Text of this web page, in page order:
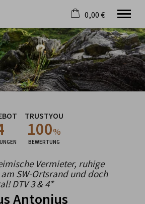
Allgäu
0,00 €
×
ist leer
Vermieter, ruhige
am SW-Ortsrand und doch
DTV 3 & 4*
Antonius
TRUSTYOU
100%
BEWERTUNG